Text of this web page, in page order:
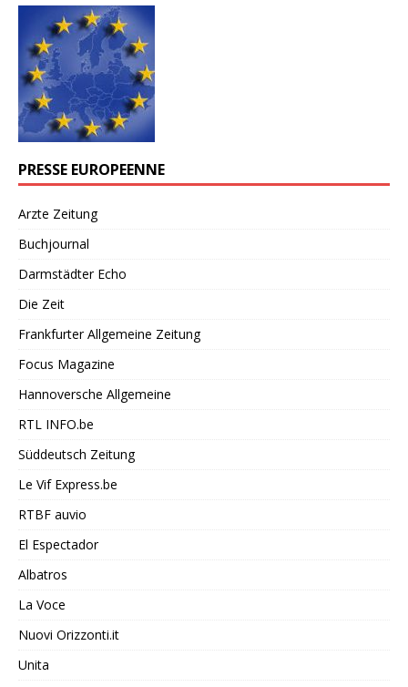
PRESSE EUROPEENNE
Arzte Zeitung
Buchjournal
Darmstädter Echo
Die Zeit
Frankfurter Allgemeine Zeitung
Focus Magazine
Hannoversche Allgemeine
RTL INFO.be
Süddeutsch Zeitung
Le Vif Express.be
RTBF auvio
El Espectador
Albatros
La Voce
Nuovi Orizzonti.it
Unita